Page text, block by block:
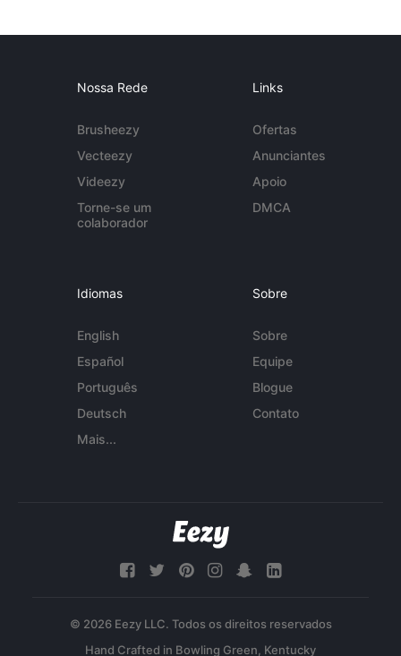
Nossa Rede
Brusheezy
Vecteezy
Videezy
Torne-se um
colaborador
Links
Ofertas
Anunciantes
Apoio
DMCA
Idiomas
English
Español
Português
Deutsch
Mais...
Sobre
Sobre
Equipe
Blogue
Contato
© 2026 Eezy LLC. Todos os direitos reservados